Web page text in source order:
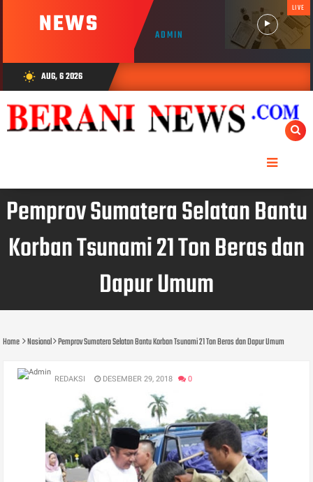
NEWS ADMIN
LIVE
wb_sunny AUG, 6 2026
Pemprov Sumatera Selatan Bantu
Korban Tsunami 21 Ton Beras dan
Dapur Umum
Home Nasional Pemprov Sumatera Selatan Bantu Korban Tsunami 21 Ton Beras dan Dapur Umum
REDAKSI DESEMBER 29, 2018 0